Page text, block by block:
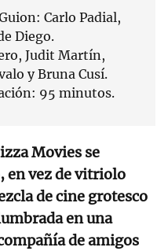
Carlo Padial,
Diego.
Judit Martín,
y Bruna Cusí.
95 minutos.
Movies se
en vez de vitriolo
de cine grotesco
en una
de amigos